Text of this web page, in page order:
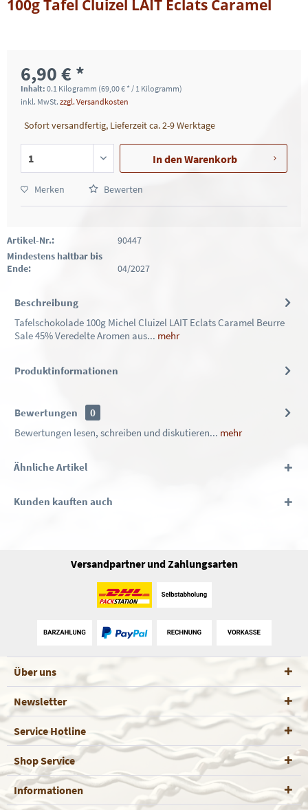
100g Tafel Cluizel LAIT Eclats Caramel
6,90 € *
Inhalt: 0.1 Kilogramm (69,00 € * / 1 Kilogramm)
inkl. MwSt. zzgl. Versandkosten
Sofort versandfertig, Lieferzeit ca. 2-9 Werktage
In denWarenkorb
Merken Bewerten
Artikel-Nr.:
90447
Mindestens haltbar bis
Ende:
04/2027
Beschreibung
Tafelschokolade 100g Michel Cluizel LAIT Eclats Caramel Beurre
Sale 45% Veredelte Aromen aus... mehr
Produktinformationen
Bewertungen
0
Bewertungen lesen, schreiben und diskutieren... mehr
Ähnliche Artikel
Kunden kauften auch
Versandpartner und Zahlungsarten
Über uns
Newsletter
Service Hotline
Shop Service
Informationen